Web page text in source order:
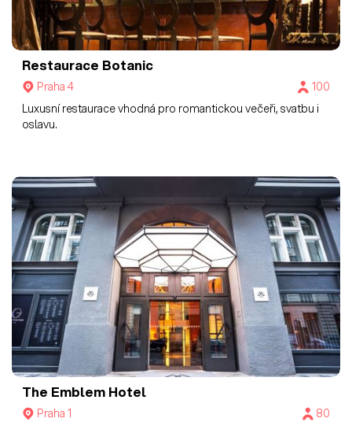
Restaurace Botanic
Praha 4
100
Luxusní restaurace vhodná pro romantickou večeři, svatbu i
oslavu.
The Emblem Hotel
Praha 1
80